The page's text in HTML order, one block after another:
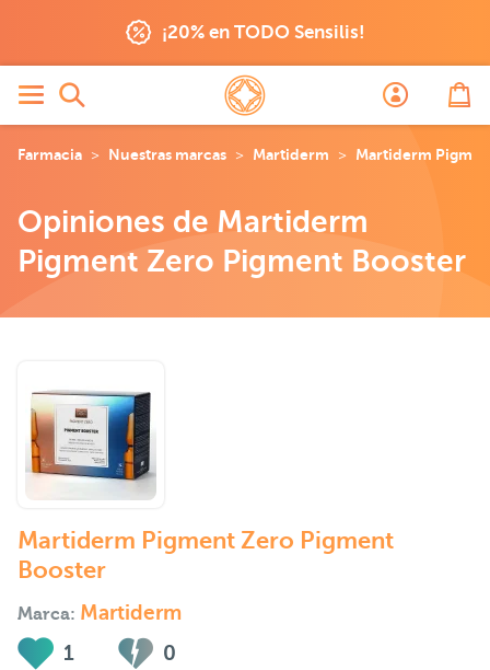
¡20% en TODO Sensilis!
Farmacia Nuestras marcas Martiderm Martiderm
Opiniones de Martiderm
Pigment Zero Pigment Booster
Martiderm Pigment Zero Pigment
Booster
Marca: Martiderm
1
0